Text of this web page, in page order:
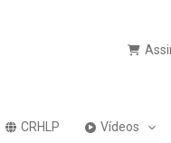
CRHLP Vídeos